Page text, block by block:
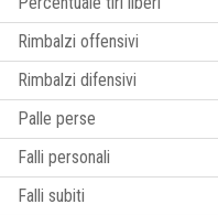
Rimbalzi offensivi
Rimbalzi difensivi
Palle perse
Falli personali
Falli subiti